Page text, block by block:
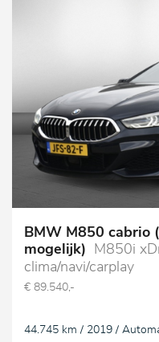
BMW M850 cabrio
mogelijk)
M850i
clima/navi/carplay
€ 89.540,-
44.745 km / 2019 /